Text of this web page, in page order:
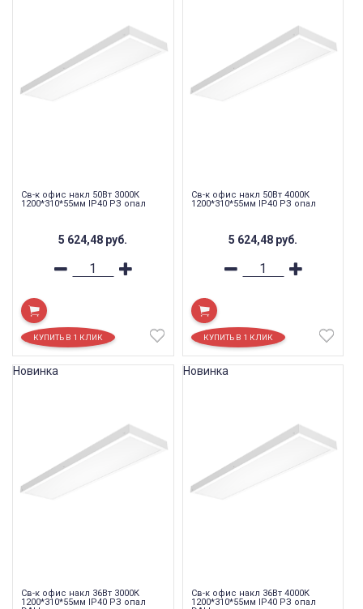
Св-к офис накл 50Вт 3000К
1200*310*55мм IP40 РЗ опал
5 624,48 руб.
Св-к офис накл 50Вт 4000К
1200*310*55мм IP40 РЗ опал
5 624,48 руб.
Св-к офис накл 36Вт 3000К
1200*310*55мм IP40 РЗ опал
Новинка
Св-к офис накл 36Вт 4000К
1200*310*55мм IP40 РЗ опал
Новинка